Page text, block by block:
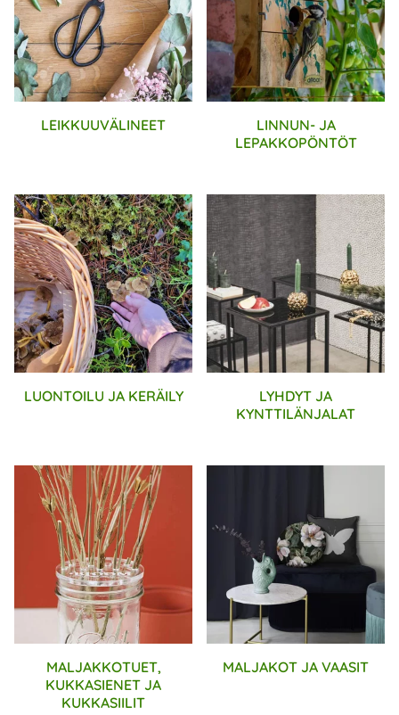
LEIKKUUVÄLINEET
LINNUN- JA
LEPAKKOPÖNTÖT
LUONTOILU JA KERÄILY
LYHDYT JA
KYNTTILÄNJALAT
MALJAKKOTUET,
KUKKASIENET JA
KUKKASIILIT
MALJAKOT JA VAASIT